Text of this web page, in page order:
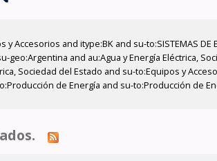
and itype:BK and su-to:SISTEMAS DE
and au:Agua y Energía Eléctrica,
Sociedad del Estado and su-to:Equipos y
de Energía and su-to:Producción de